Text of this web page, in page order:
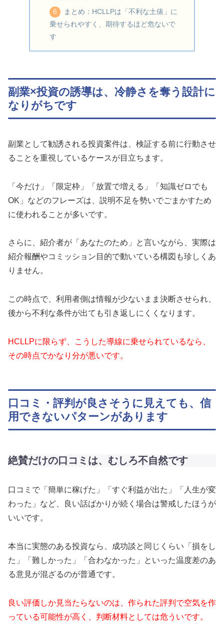
まとめ：HCLLPは「不利な土俵」に
乗せられやすく、期待するほど危ないで
す
副業×投資の誘導は、冷静さを奪う設計に
なりがちです
副業として勧誘される投資案件は、検証する前に行動させ
ることを重視しているケースが目立ちます。
「今だけ」「限定枠」「放置で増える」「知識ゼロでも
OK」などのフレーズは、説明不足を勢いでごまかすため
に使われることが多いです。
さらに、紹介者が「あなたのため」と言いながら、実際は
紹介報酬やコミッション目的で動いている構図も珍しくあ
りません。
この時点で、利用者側は情報が少ないまま決断させられ、
後から不利な条件が出ても引き返しにくくなります。
HCLLPに限らず、こうした導線に乗せられているなら、
その時点でかなり分が悪いです。
口コミ・評判が良さそうに見えても、信
用できないパターンがあります
絶賛だけの口コミは、むしろ不自然です
口コミで「簡単に稼げた」「すぐ利益が出た」「人生が変
わった」など、良い話ばかりが続く場合は警戒したほうが
いいです。
本当に実態のある投資なら、成功談と同じくらい「損をし
た」「難しかった」「合わなかった」といった温度差のあ
る意見が混ざるのが普通です。
良い評価しか見当たらないのは、作られた評判で空気を作
っている可能性が高く、判断材料としては危ういです。